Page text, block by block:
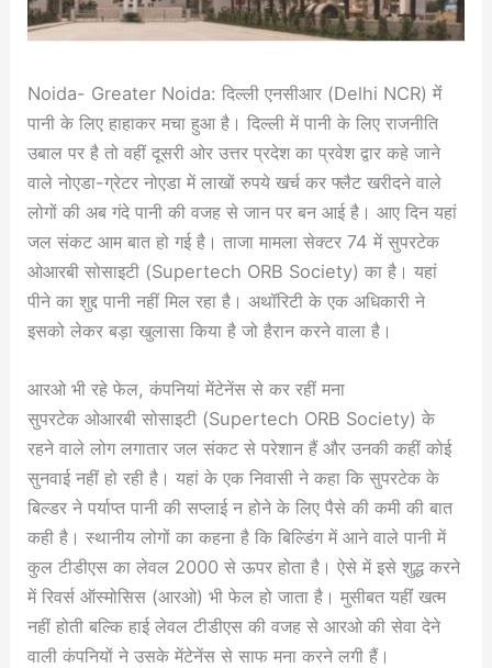
Noida- Greater Noida: दिल्ली एनसीआर (Delhi NCR) मेंं
पानी के लिए हाहाकर मचा हुआ है। दिल्ली में पानी के लिए राजनीति
उबाल पर है तो वहीं दूसरी ओर उत्तर प्रदेश का प्रवेश द्वार कहे जाने
वाले नोएडा-ग्रेटर नोएडा में लाखों रुपये खर्च कर फ्लैट खरीदने वाले
लोगों की अब गंदे पानी की वजह से जान पर बन आई है। आए दिन यहां
जल संकट आम बात हो गई है। ताजा मामला सेक्टर 74 में सुपरटेक
ओआरबी सोसाइटी (Supertech ORB Society) का है। यहां
पीने का शुद्द पानी नहीं मिल रहा है। अथॉरिटी के एक अधिकारी ने
इसको लेकर बड़ा खुलासा किया है जो हैरान करने वाला है।
आरओ भी रहे फेल, कंपनियां मेंटेनेंस से कर रहीं मना
सुपरटेक ओआरबी सोसाइटी (Supertech ORB Society) के
रहने वाले लोग लगातार जल संकट से परेशान हैं और उनकी कहीं कोई
सुनवाई नहीं हो रही है। यहां के एक निवासी ने कहा कि सुपरटेक के
बिल्डर ने पर्याप्त पानी की सप्लाई न होने के लिए पैसे की कमी की बात
कही है। स्थानीय लोगों का कहना है कि बिल्डिंग में आने वाले पानी में
कुल टीडीएस का लेवल 2000 से ऊपर होता है। ऐसे में इसे शुद्ध करने
में रिवर्स ऑस्मोसिस (आरओ) भी फेल हो जाता है। मुसीबत यहींं खत्म
नहीं होती बल्कि हाई लेवल टीडीएस की वजह से आरओ की सेवा देने
वाली कंपनियों ने उसके मेंटेनेंस से साफ मना करने लगी हैं।